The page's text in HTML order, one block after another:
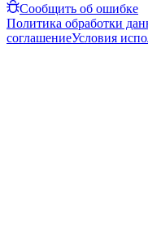
Сообщить об ошибке
Политика обработки
соглашениеУсловия